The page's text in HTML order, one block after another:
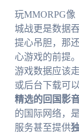
玩MMORPG
城战更是数据
提心吊胆，那
心游戏的前提
游戏数据应该
或后台下载可
精选的回国影
的国际网络，
服务甚至提供